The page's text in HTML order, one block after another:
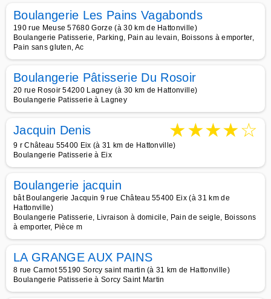
Boulangerie Les Pains Vagabonds
190 rue Meuse 57680 Gorze (à 30 km de Hattonville)
Boulangerie Patisserie, Parking, Pain au levain, Boissons à emporter,
Pain sans gluten, Ac
Boulangerie Pâtisserie Du Rosoir
20 rue Rosoir 54200 Lagney (à 30 km de Hattonville)
Boulangerie Patisserie à Lagney
Jacquin Denis ★★★★☆
9 r Château 55400 Eix (à 31 km de Hattonville)
Boulangerie Patisserie à Eix
Boulangerie jacquin
bât Boulangerie Jacquin 9 rue Château 55400 Eix (à 31 km de
Hattonville)
Boulangerie Patisserie, Livraison à domicile, Pain de seigle, Boissons
à emporter, Pièce m
LA GRANGE AUX PAINS
8 rue Carnot 55190 Sorcy saint martin (à 31 km de Hattonville)
Boulangerie Patisserie à Sorcy Saint Martin